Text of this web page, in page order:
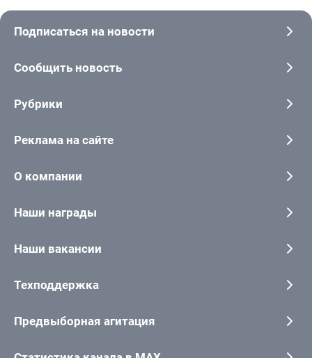
Подписаться на новости
Сообщить новость
Рубрики
Реклама на сайте
О компании
Наши награды
Наши вакансии
Техподдержка
Предвыборная агитация